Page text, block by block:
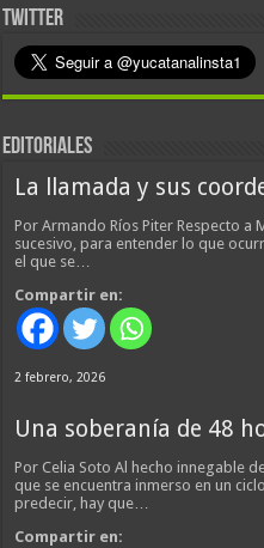
TWITTER
EDITORIALES
La llamada y sus
Por Armando Ríos Piter Respecto a
sucesivo, para entender lo que
el que se…
Compartir en:
2 febrero, 2026
Una soberanía de 48
Por Celia Soto Al hecho innegable
que se encuentra inmerso en un
predecir, hay que…
Compartir en: